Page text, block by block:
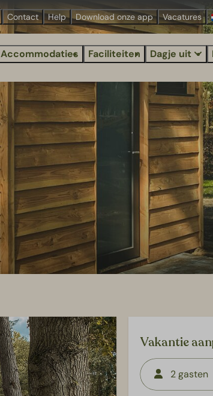
Contact Help Download onze app Vacatures
Accommodaties Faciliteiten Dagje uit
Vakantie
2 gasten